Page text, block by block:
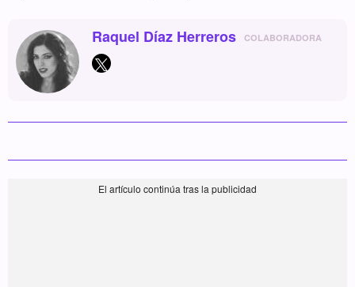
Raquel Díaz Herreros COLABORADORA